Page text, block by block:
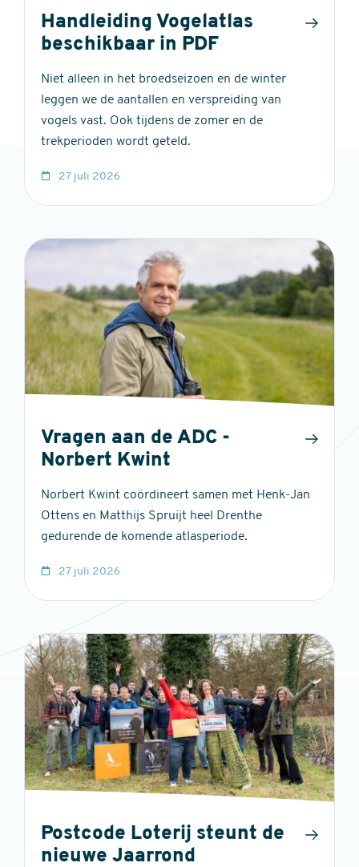
Handleiding Vogelatlas
beschikbaar in PDF
Niet alleen in het broedseizoen en de winter
leggen we de aantallen en verspreiding van
vogels vast. Ook tijdens de zomer en de
trekperioden wordt geteld.
27 juli 2026
Vragen aan de ADC -
Norbert Kwint
Norbert Kwint coördineert samen met Henk-Jan
Ottens en Matthijs Spruijt heel Drenthe
gedurende de komende atlasperiode.
27 juli 2026
Postcode Loterij steunt de
nieuwe Jaarrond